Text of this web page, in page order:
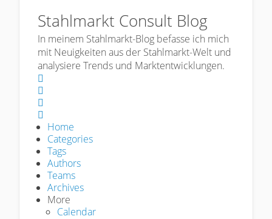
Stahlmarkt Consult Blog
In meinem Stahlmarkt-Blog befasse ich mich
mit Neuigkeiten aus der Stahlmarkt-Welt und
analysiere Trends und Marktentwicklungen.
Home
Categories
Tags
Authors
Teams
Archives
More
Calendar